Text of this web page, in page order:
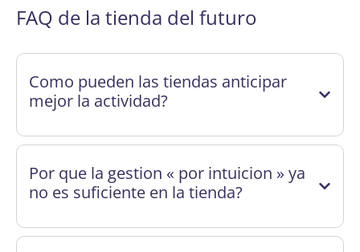
FAQ de la tienda del futuro
Como pueden las tiendas anticipar
mejor la actividad?
Por que la gestion « por intuicion » ya
no es suficiente en la tienda?